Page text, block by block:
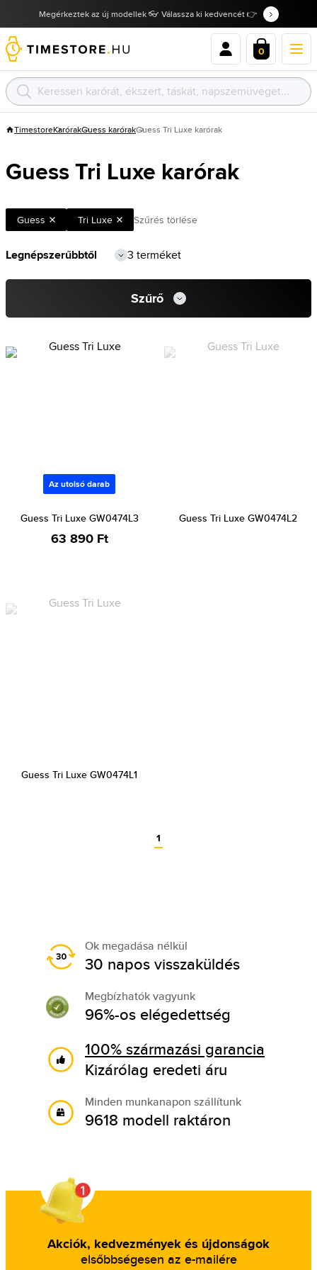
Megérkeztek az új modellek 👓 Válassza ki kedvencét 👉
0
TimestoreKarórakGuess karórakGuess Tri Luxe karórak
Guess Tri Luxe karórak
Guess Tri Luxe Szűrés törlése
3 terméket
Szűrő
Az utolsó darab
Guess Tri Luxe GW0474L3
63 890 Ft
Guess Tri Luxe GW0474L2
Guess Tri Luxe GW0474L1
1
Ok megadása nélkül
30 napos visszaküldés
Megbízhatók vagyunk
96%-os elégedettség
100% származási garancia
Kizárólag eredeti áru
Minden munkanapon szállítunk
9618 modell raktáron
Akciók, kedvezmények és újdonságok
elsőbbségesen az e-mailére